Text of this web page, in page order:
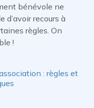
bénévole ne
recours à
règles. On
!